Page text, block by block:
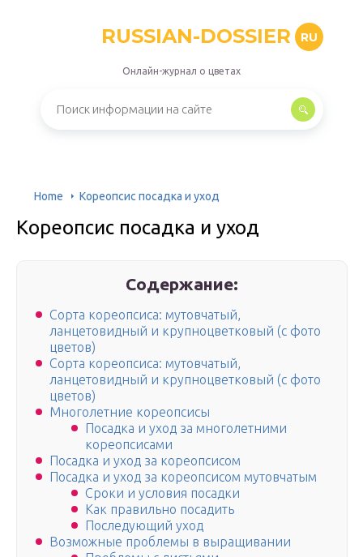
RUSSIAN-DOSSIER RU
Онлайн-журнал о цветах
Home Кореопсис посадка и уход
Кореопсис посадка и уход
Содержание:
Сорта кореопсиса: мутовчатый,
ланцетовидный и крупноцветковый (с фото
цветов)
Сорта кореопсиса: мутовчатый,
ланцетовидный и крупноцветковый (с фото
цветов)
Многолетние кореопсисы
Посадка и уход за многолетними
кореопсисами
Посадка и уход за кореопсисом
Посадка и уход за кореопсисом мутовчатым
Сроки и условия посадки
Как правильно посадить
Последующий уход
Возможные проблемы в выращивании